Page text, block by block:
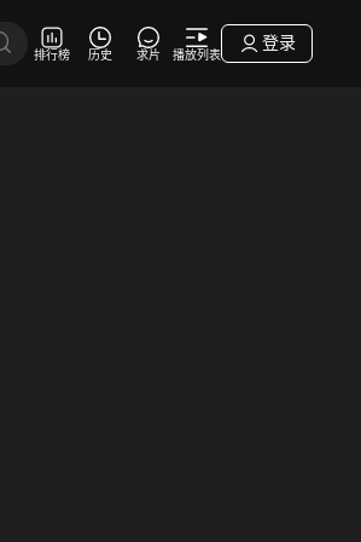
排行榜 历史 求片 播放列表
登录